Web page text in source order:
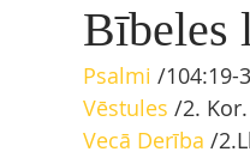
Bībeles
Psalmi /104:19-
Vēstules /2.
Vecā Derība /